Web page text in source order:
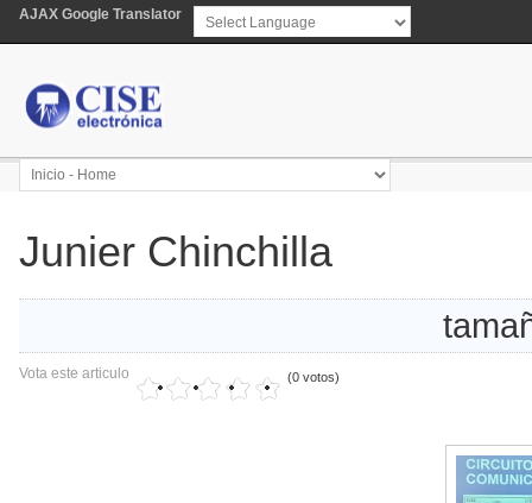
AJAX Google Translator
Junier Chinchilla
Vota este articulo (0 votos)